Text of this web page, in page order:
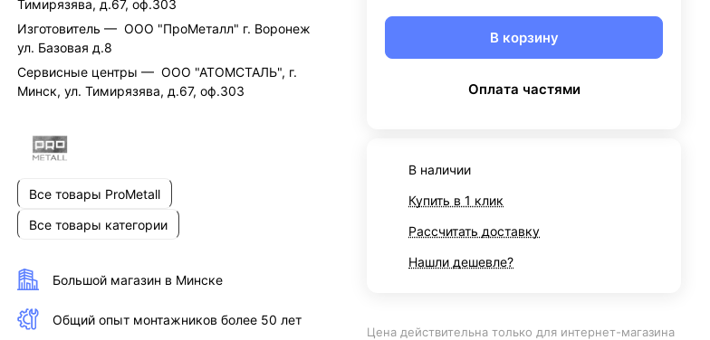
Тимирязява, д.67, оф.303
Изготовитель — ООО "ПроМеталл" г. Воронеж
ул. Базовая д.8
Cервисные центры — ООО "АТОМСТАЛЬ", г.
Минск, ул. Тимирязява, д.67, оф.303
Все товары ProMetall
Все товары категории
Большой магазин в Минске
Общий опыт монтажников более 50 лет
В корзину
Оплата частями
В наличии
Купить в 1 клик
Рассчитать доставку
Нашли дешевле?
Цена действительна только для интернет-магазина